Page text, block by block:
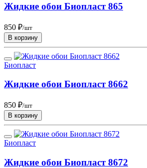
Жидкие обои Биопласт 865
850 ₽/шт
В корзину
Биопласт
Жидкие обои Биопласт 8662
850 ₽/шт
В корзину
Биопласт
Жидкие обои Биопласт 8672